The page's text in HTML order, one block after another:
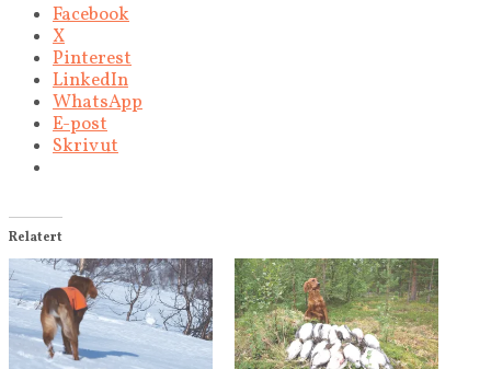
Facebook
X
Pinterest
LinkedIn
WhatsApp
E-post
Skriv ut
Relatert